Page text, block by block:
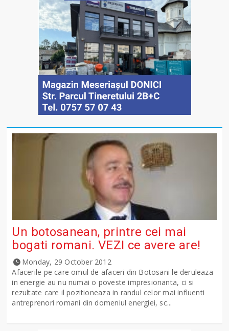
Un botosanean, printre cei mai
bogati romani. VEZI ce avere are!
Monday, 29 October 2012
Afacerile pe care omul de afaceri din Botosani le deruleaza
in energie au nu numai o poveste impresionanta, ci si
rezultate care il pozitioneaza in randul celor mai influenti
antreprenori romani din domeniul energiei, sc...